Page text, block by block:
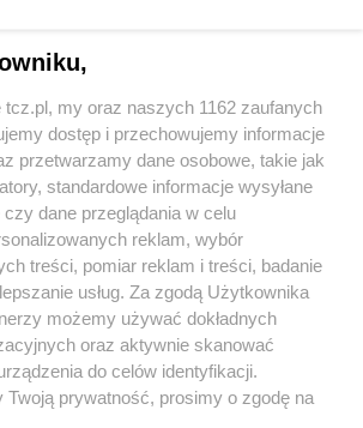
PRYWATNOŚCI HOSTING
RSS FACEBOOK KONTAKT
Nasze serwisy
Muzyka i kultura
Archiwum wydarzeń
tcz.pl, my oraz naszych 1162 zaufanych
dostęp i przechowujemy informacje
przetwarzamy dane osobowe, takie jak
standardowe informacje wysyłane
dane przeglądania w celu
reklam, wybór
treści, pomiar reklam i treści, badanie
usług. Za zgodą Użytkownika
możemy używać dokładnych
oraz aktywnie skanować
do celów identyfikacji.
Twoją prywatność, prosimy o zgodę na